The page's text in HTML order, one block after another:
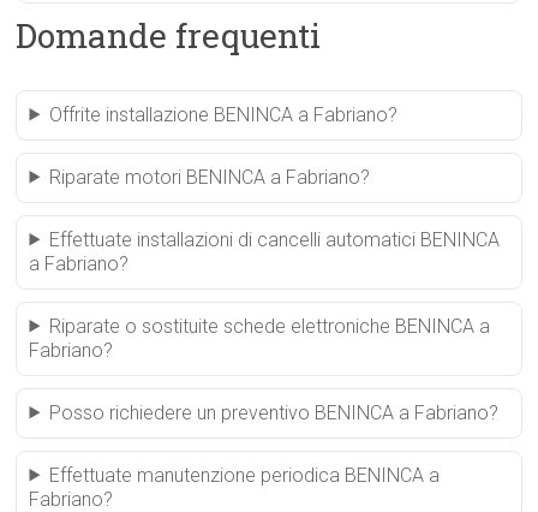
Domande frequenti
Offrite installazione BENINCA a Fabriano?
Riparate motori BENINCA a Fabriano?
Effettuate installazioni di cancelli automatici BENINCA
a Fabriano?
Riparate o sostituite schede elettroniche BENINCA a
Fabriano?
Posso richiedere un preventivo BENINCA a Fabriano?
Effettuate manutenzione periodica BENINCA a
Fabriano?